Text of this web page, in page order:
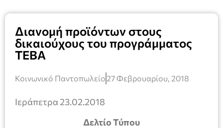
Διανομή προϊόντων στους
δικαιούχους του προγράμματος
ΤΕΒΑ
Κοινωνικό Παντοπωλείο 27 Φεβρουαρίου, 2018
Ιεράπετρα 23.02.2018
Δελτίο Τύπου